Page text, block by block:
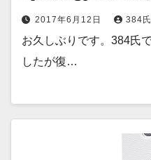
2017年6月12日 384氏
お久しぶりです。384氏
したが復…